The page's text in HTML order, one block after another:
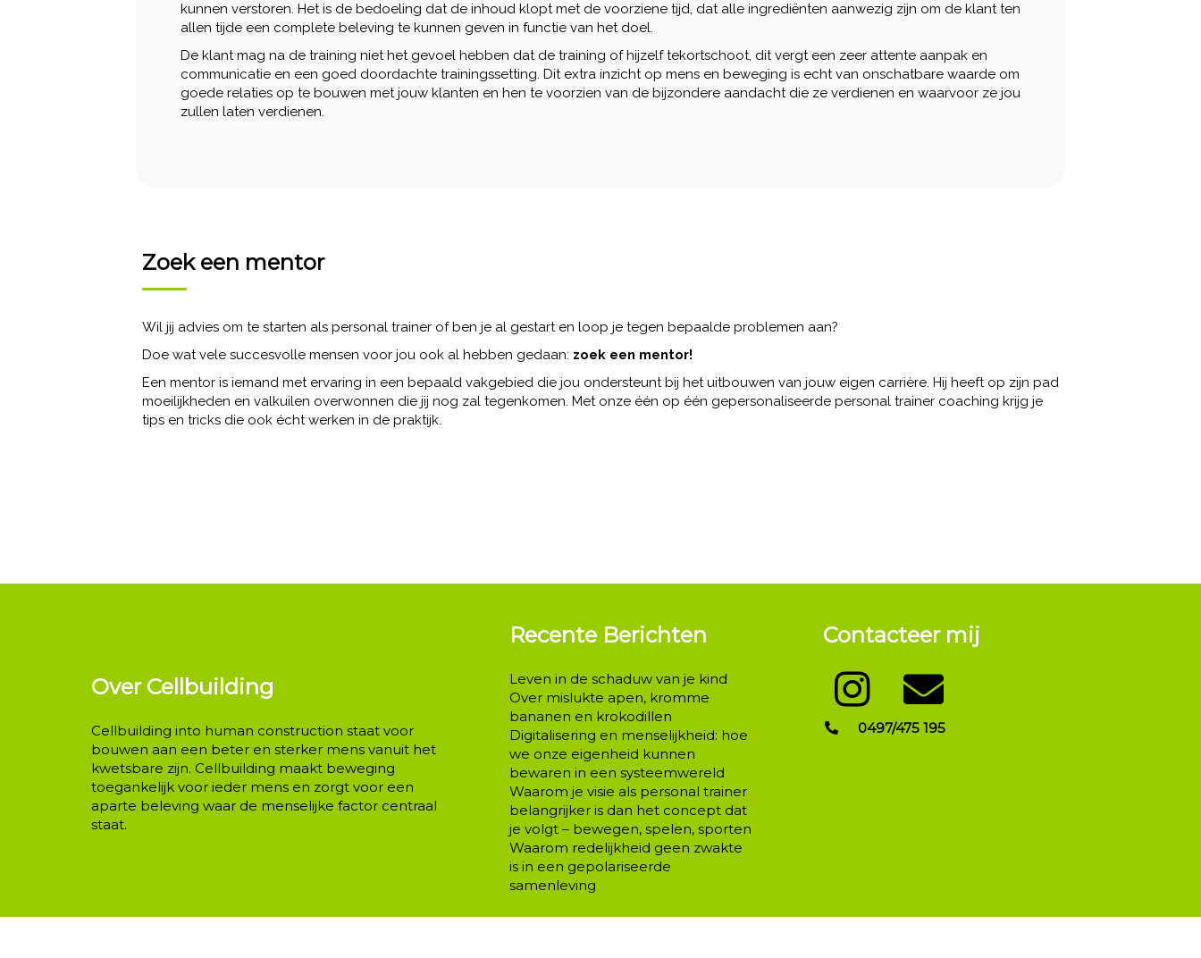
kunnen verstoren. Het is de bedoeling dat de inhoud klopt met de voorziene tijd, dat alle ingrediënten aanwezig zijn om de klant ten
allen tijde een complete beleving te kunnen geven in functie van het doel.
De klant mag na de training niet het gevoel hebben dat de training of hijzelf tekortschoot, dit vergt een zeer attente aanpak en
communicatie en een goed doordachte trainingssetting. Dit extra inzicht op mens en beweging is echt van onschatbare waarde om
goede relaties op te bouwen met jouw klanten en hen te voorzien van de bijzondere aandacht die ze verdienen en waarvoor ze jou
zullen laten verdienen.
Zoek een mentor
Wil jij advies om te starten als personal trainer of ben je al gestart en loop je tegen bepaalde problemen aan?
Doe wat vele succesvolle mensen voor jou ook al hebben gedaan: zoek een mentor!
Een mentor is iemand met ervaring in een bepaald vakgebied die jou ondersteunt bij het uitbouwen van jouw eigen carrière. Hij heeft op zijn pad
moeilijkheden en valkuilen overwonnen die jij nog zal tegenkomen. Met onze één op één gepersonaliseerde personal trainer coaching krijg je
tips en tricks die ook écht werken in de praktijk.
Over Cellbuilding
Cellbuilding into human construction staat voor
bouwen aan een beter en sterker mens vanuit het
kwetsbare zijn. Cellbuilding maakt beweging
toegankelijk voor ieder mens en zorgt voor een
aparte beleving waar de menselijke factor centraal
staat.
Recente Berichten
Leven in de schaduw van je kind
Over mislukte apen, kromme
bananen en krokodillen
Digitalisering en menselijkheid: hoe
we onze eigenheid kunnen
bewaren in een systeemwereld
Waarom je visie als personal trainer
belangrijker is dan het concept dat
je volgt – bewegen, spelen, sporten
Waarom redelijkheid geen zwakte
is in een gepolariseerde
samenleving
Contacteer mij
0497/475 195